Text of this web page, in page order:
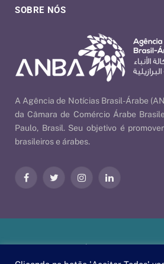
SOBRE NÓS
A Agência de Notícias Brasil-Árabe
da Câmara de Comércio Árabe
Paulo, Brasil. Seu objetivo é
brasileiros e árabes.
FacebookTwitter InstagramLinkedIn
Árabe | By
EscaEsco